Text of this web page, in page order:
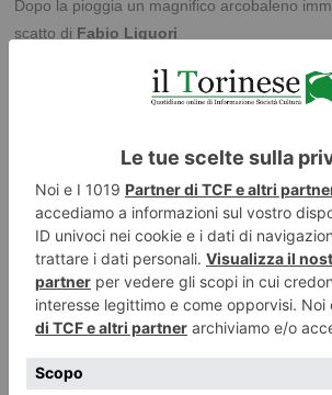
Dopo la pioggia un magnifico arcobaleno
scatto di Fabio Liguori
Il Monte dei
specchio
PUBBLICATO IL 28 MAGGIO 2019 FOTO DEI
La nostra lettriceMaria Siragusaci
immagine del Monte dei Cappuccini
Po